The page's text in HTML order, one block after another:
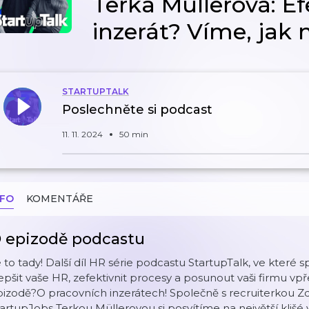
inzerát? Víme, jak
STARTUPTALK
Poslechněte si podcast
11. 11. 2024 50 min
KOMENTÁŘE
epizodě podcastu
to tady! Další díl HR série podcastu StartupTalk, ve které
vaše HR, zefektivnit procesy a posunout vaši firmu
pracovních inzerátech! Společně s recruiterkou